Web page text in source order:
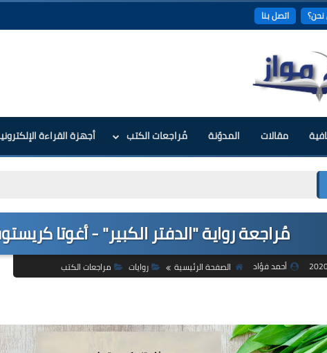
اتصل بنا
مقالات المدوّنة مُراجعات الكتب أجهزة القراءة
مُراجعة رواية "الدفتر الكبير" - أغوتا
أحمد فؤاد الصفحة الرئيسية روايات مراجعات الكتب